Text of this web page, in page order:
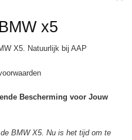
x5
X5. Natuurlijk bij AAP
Bescherming voor Jouw
BMW X5. Nu is het tijd om te